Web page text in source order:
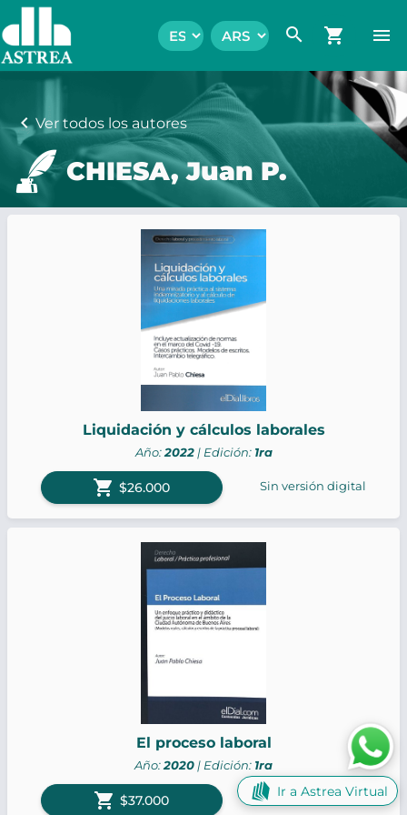
search shopping_cart menu
chevron_leftVer todos los autores
CHIESA, Juan P.
Liquidación y cálculos laborales
Año:2022| Edición: 1ra
shopping_cart $26.000 Sin versión digital
El proceso laboral
Año:2020 | Edición: 1ra
shopping_cart $37.000 Sin versión digital
Ir a Astrea Virtual